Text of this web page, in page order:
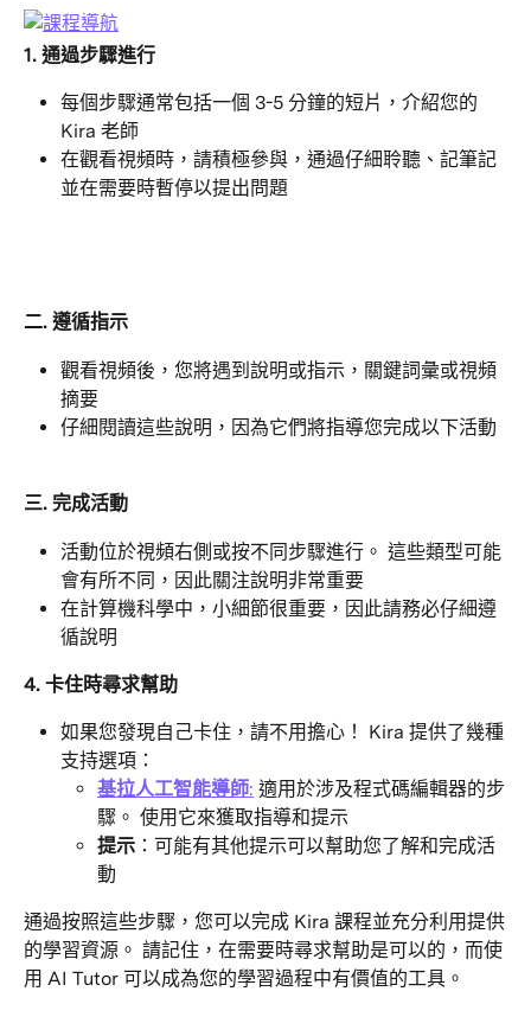
1. 通過步驟進行
每個步驟通常包括一個 3-5 分鐘的短片，介紹您的
Kira 老師
在觀看視頻時，請積極參與，通過仔細聆聽、記筆記
並在需要時暫停以提出問題
二. 遵循指示
觀看視頻後，您將遇到說明或指示，關鍵詞彙或視頻
摘要
仔細閱讀這些說明，因為它們將指導您完成以下活動
三. 完成活動
活動位於視頻右側或按不同步驟進行。 這些類型可能
會有所不同，因此關注說明非常重要
在計算機科學中，小細節很重要，因此請務必仔細遵
循說明
4. 卡住時尋求幫助
如果您發現自己卡住，請不用擔心！ Kira 提供了幾種
支持選項：
基拉人工智能導師: 適用於涉及程式碼編輯器的步
驟。 使用它來獲取指導和提示
提示 ：可能有其他提示可以幫助您了解和完成活
動
通過按照這些步驟，您可以完成 Kira 課程並充分利用提供
的學習資源。 請記住，在需要時尋求幫助是可以的，而使
用 AI Tutor 可以成為您的學習過程中有價值的工具。